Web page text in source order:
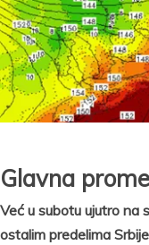
Glavna
Već u subotu ujutro na
ostalim predelima